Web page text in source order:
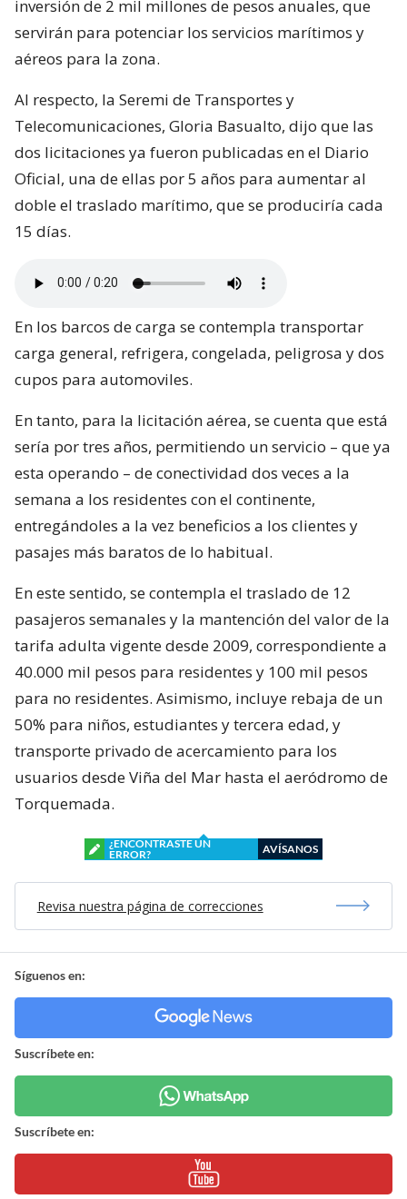
inversión de 2 mil millones de pesos anuales, que
servirán para potenciar los servicios marítimos y
aéreos para la zona.
Al respecto, la Seremi de Transportes y
Telecomunicaciones, Gloria Basualto, dijo que las
dos licitaciones ya fueron publicadas en el Diario
Oficial, una de ellas por 5 años para aumentar al
doble el traslado marítimo, que se produciría cada
15 días.
En los barcos de carga se contempla transportar
carga general, refrigera, congelada, peligrosa y dos
cupos para automoviles.
En tanto, para la licitación aérea, se cuenta que está
sería por tres años, permitiendo un servicio – que ya
esta operando – de conectividad dos veces a la
semana a los residentes con el continente,
entregándoles a la vez beneficios a los clientes y
pasajes más baratos de lo habitual.
En este sentido, se contempla el traslado de 12
pasajeros semanales y la mantención del valor de la
tarifa adulta vigente desde 2009, correspondiente a
40.000 mil pesos para residentes y 100 mil pesos
para no residentes. Asimismo, incluye rebaja de un
50% para niños, estudiantes y tercera edad, y
transporte privado de acercamiento para los
usuarios desde Viña del Mar hasta el aeródromo de
Torquemada.
¿ENCONTRASTE UN
ERROR?
AVÍSANOS
Revisa nuestra página de correcciones
Síguenos en:
Suscríbete en:
Suscríbete en: